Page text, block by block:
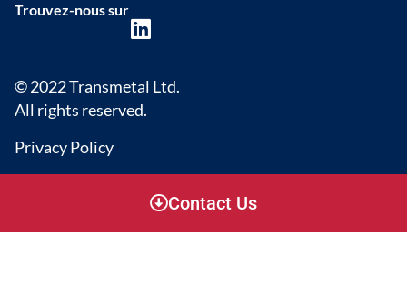
Trouvez-nous sur
© 2022 Transmetal Ltd.
All rights reserved.
Privacy Policy
Contact Us